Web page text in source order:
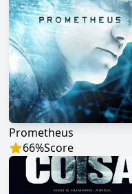
Prometheus
66%Score